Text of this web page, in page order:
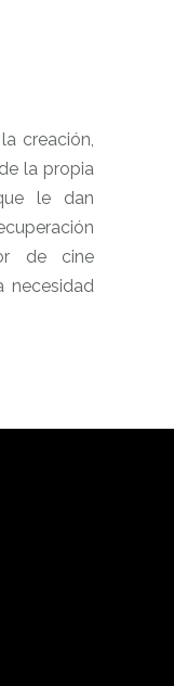
creación,
la propia
le dan
de cine
necesidad